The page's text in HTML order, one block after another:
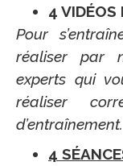
4 VIDÉOS
Pour
réaliser par
experts qui
réaliser
d’entraînement.
4